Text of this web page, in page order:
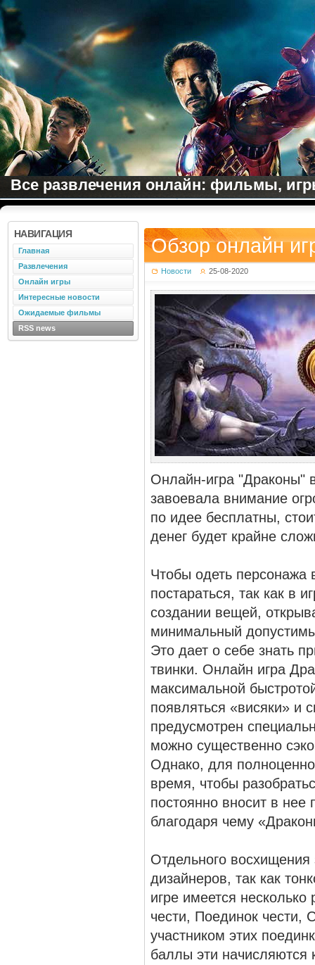
Все развлечения онлайн: фильмы,
Обзор онлайн
Новости 25-08-2020
Онлайн-игра "Драконы"
завоевала внимание
по идее бесплатны,
денег будет крайне
Чтобы одеть персонажа
постараться, так как в
создании вещей,
минимальный
Это дает о себе знать
твинки. Онлайн игра
максимальной
появляться «висяки» и
предусмотрен
можно существенно
Однако, для
время, чтобы
постоянно вносит в нее
благодаря чему
Отдельного
дизайнеров, так как
игре имеется
чести, Поединок чести,
участником этих
баллы эти начисляются
НАВИГАЦИЯ
Главная
Развлечения
Онлайн игры
Интересные новости
Ожидаемые фильмы
RSS news